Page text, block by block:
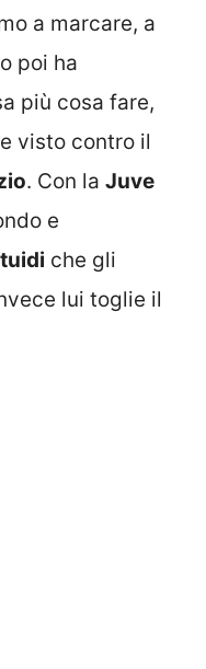
a marcare, a
poi ha
più cosa fare,
visto contro il
. Con la Juve
e
che gli
lui toglie il